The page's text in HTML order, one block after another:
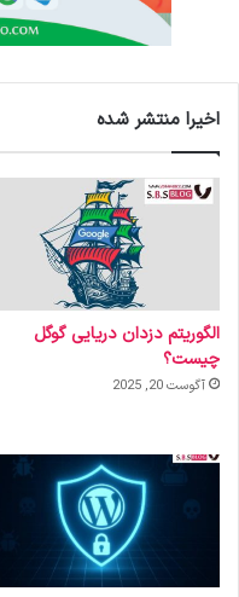
اخیرا منتشر شده
الگوریتم دزدان دریایی گوگل
چیست؟
آگوست 20, 2025